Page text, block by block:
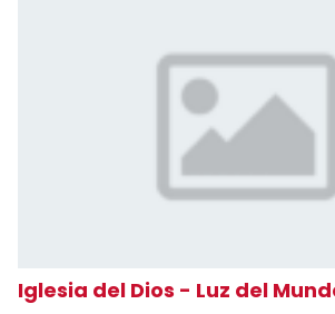
Iglesia del Dios - Luz del